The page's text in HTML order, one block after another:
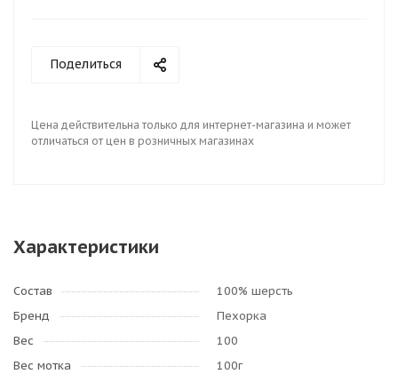
Поделиться
Цена действительна только для интернет-магазина и может
отличаться от цен в розничных магазинах
Характеристики
Состав
100% шерсть
Бренд
Пехорка
Вес
100
Вес мотка
100г